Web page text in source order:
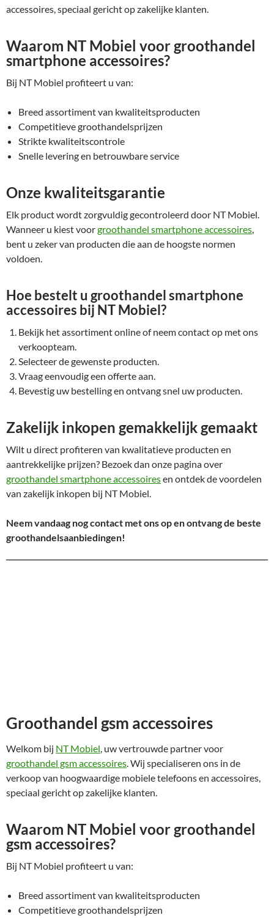
accessoires, speciaal gericht op zakelijke klanten.
Waarom NT Mobiel voor groothandel
smartphone accessoires?
Bij NT Mobiel profiteert u van:
Breed assortiment van kwaliteitsproducten
Competitieve groothandelsprijzen
Strikte kwaliteitscontrole
Snelle levering en betrouwbare service
Onze kwaliteitsgarantie
Elk product wordt zorgvuldig gecontroleerd door NT Mobiel.
Wanneer u kiest voorgroothandel smartphone accessoires,
bent u zeker van producten die aan de hoogste normen
voldoen.
Hoe bestelt u groothandel smartphone
accessoires bij NT Mobiel?
Bekijk het assortiment online of neem contact op met ons
verkoopteam.
Selecteer de gewenste producten.
Vraag eenvoudig een offerte aan.
Bevestig uw bestelling en ontvang snel uw producten.
Zakelijk inkopen gemakkelijk gemaakt
Wilt u direct profiteren van kwalitatieve producten en
aantrekkelijke prijzen? Bezoek dan onze pagina over
groothandel smartphone accessoiresen ontdek de voordelen
van zakelijk inkopen bij NT Mobiel.
Neem vandaag nog contact met ons op en ontvang de beste
groothandelsaanbiedingen!
Groothandel gsm accessoires
Welkom bij NT Mobiel, uw vertrouwde partner voor
groothandel gsm accessoires. Wij specialiseren ons in de
verkoop van hoogwaardige mobiele telefoons en accessoires,
speciaal gericht op zakelijke klanten.
Waarom NT Mobiel voor groothandel
gsm accessoires?
Bij NT Mobiel profiteert u van:
Breed assortiment van kwaliteitsproducten
Competitieve groothandelsprijzen